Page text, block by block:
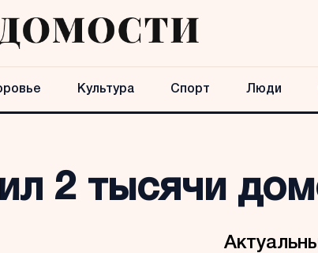
Культура Спорт Люди
2 тысячи